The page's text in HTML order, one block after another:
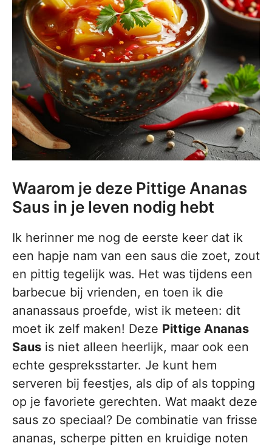
Waarom je deze Pittige Ananas
Saus in je leven nodig hebt
Ik herinner me nog de eerste keer dat ik
een hapje nam van een saus die zoet, zout
en pittig tegelijk was. Het was tijdens een
barbecue bij vrienden, en toen ik die
ananassaus proefde, wist ik meteen: dit
moet ik zelf maken! Deze Pittige Ananas
Saus is niet alleen heerlijk, maar ook een
echte gespreksstarter. Je kunt hem
serveren bij feestjes, als dip of als topping
op je favoriete gerechten. Wat maakt deze
saus zo speciaal? De combinatie van frisse
ananas, scherpe pitten en kruidige noten